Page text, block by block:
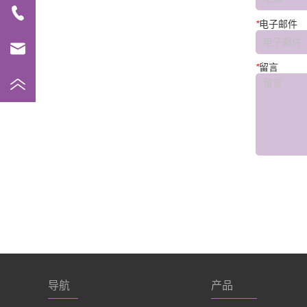
*电子邮件
*留言
导航 产品